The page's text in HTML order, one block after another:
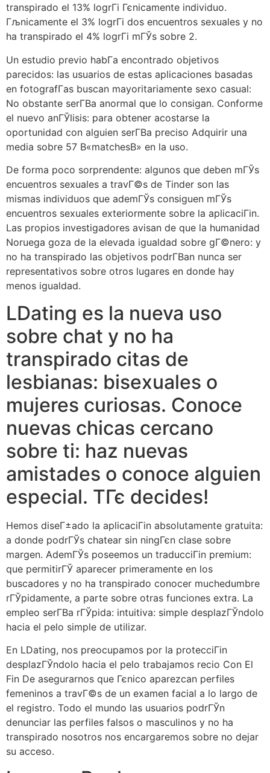
transpirado el 13% logrГі Гєnicamente individuo.
Гљnicamente el 3% logrГі dos encuentros sexuales y no
ha transpirado el 4% logrГі mГЎs sobre 2.
Un estudio previo habГ­a encontrado objetivos
parecidos: las usuarios de estas aplicaciones basadas
en fotografГ­as buscan mayoritariamente sexo casual:
No obstante serГ­В­a anormal que lo consigan. Conforme
el nuevo anГЎlisis: para obtener acostarse la
oportunidad con alguien serГ­В­a preciso Adquirir una
media sobre 57 В«matchesВ» en la uso.
De forma poco sorprendente: algunos que deben mГЎs
encuentros sexuales a travГ©s de Tinder son las
mismas individuos que ademГЎs consiguen mГЎs
encuentros sexuales exteriormente sobre la aplicaciГіn.
Las propios investigadores avisan de que la humanidad
Noruega goza de la elevada igualdad sobre gГ©nero: y
no ha transpirado las objetivos podrГ­В­an nunca ser
representativos sobre otros lugares en donde hay
menos igualdad.
LDating es la nueva uso
sobre chat y no ha
transpirado citas de
lesbianas: bisexuales o
mujeres curiosas. Conoce
nuevas chicas cercano
sobre ti: haz nuevas
amistades o conoce alguien
especial. TГє decides!
Hemos diseГ±ado la aplicaciГіn absolutamente gratuita:
a donde podrГЎs chatear sin ningГєn clase sobre
margen. AdemГЎs poseemos un traducciГіn premium:
que permitirГЎ aparecer primeramente en los
buscadores y no ha transpirado conocer muchedumbre
rГЎpidamente, a parte sobre otras funciones extra. La
empleo serГ­В­a rГЎpida: intuitiva: simple desplazГЎndolo
hacia el pelo simple de utilizar.
En LDating, nos preocupamos por la protecciГіn
desplazГЎndolo hacia el pelo trabajamos recio Con El
Fin De asegurarnos que Гєnico aparezcan perfiles
femeninos a travГ©s de un examen facial a lo largo de
el registro. Todo el mundo las usuarios podrГЎn
denunciar las perfiles falsos o masculinos y no ha
transpirado nosotros nos encargaremos sobre no dejar
su acceso.